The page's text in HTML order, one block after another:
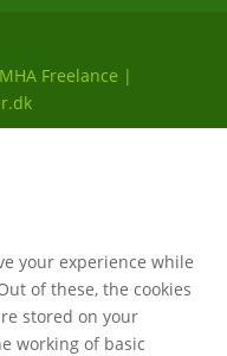
Freelance |
your experience while
of these, the cookies
stored on your
working of basic